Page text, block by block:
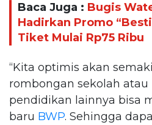
Baca Juga : Bugis
Hadirkan Promo
Tiket Mulai Rp75 Ribu
“Kita optimis akan
rombongan sekolah atau
pendidikan lainnya bisa
baru BWP. Sehingga